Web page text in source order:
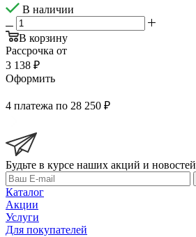
В наличии
В корзину
Рассрочка от
3 138 ₽
Оформить
4 платежа по 28 250 ₽
Будьте в курсе наших акций и новостей
Каталог
Акции
Услуги
Для покупателей